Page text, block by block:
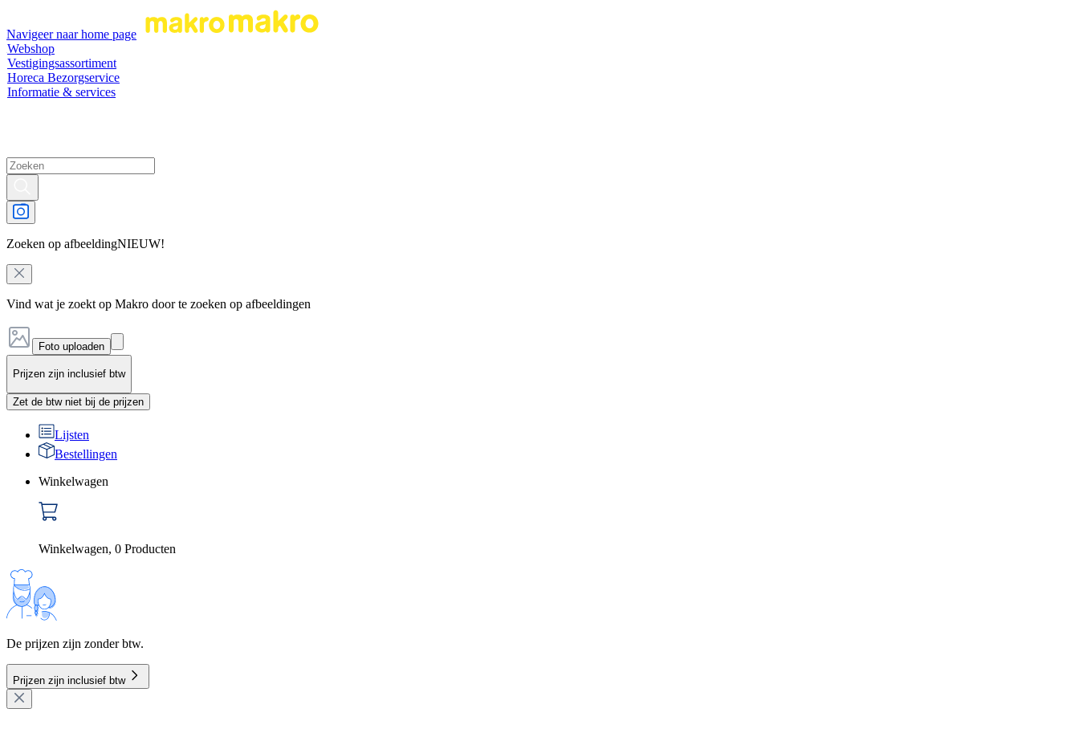
Navigeer naar home page
Webshop
Vestigingsassortiment
Horeca Bezorgservice
Informatie & services
Zoeken op afbeeldingNIEUW!
Vind wat je zoekt op Makro door te zoeken op afbeeldingen
Foto uploaden
Prijzen zijn inclusief btw
Zet de btw niet bij de prijzen
Lijsten
Bestellingen
Winkelwagen
Winkelwagen, 0 Producten
De prijzen zijn zonder btw.
Prijzen zijn inclusief btw